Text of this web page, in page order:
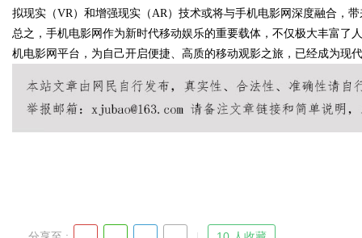
Bo
拟现实（VR）和增强现实（AR）技术或将与手机电影网深度融合，
总之，手机电影网作为新时代移动娱乐的重要载体，不仅极大丰富了
机电影网平台，为自己开启便捷、高质的移动观影之旅，已经成为现